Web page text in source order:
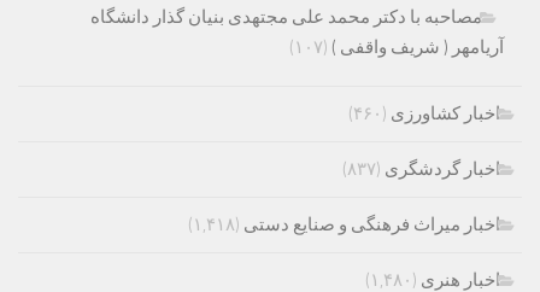
مصاحبه با دکتر محمد علی مجتهدی بنیان گذار دانشگاه
آریامهر ( شریف واقفی ) (۱۰۷)
اخبار کشاورزی (۴۶۰)
اخبار گردشگری (۸۳۷)
اخبار میراث فرهنگی و صنایع دستی (۱,۴۱۸)
اخبار هنری (۱,۴۸۰)